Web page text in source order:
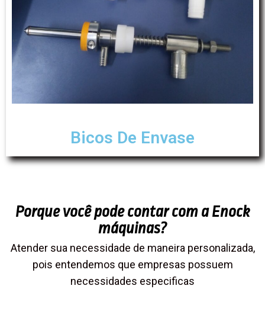
Bicos De Envase
Porque você pode contar com a Enock
máquinas?
Atender sua necessidade de maneira personalizada,
pois entendemos que empresas possuem
necessidades especificas